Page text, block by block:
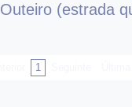
Outeiro (estrada
1